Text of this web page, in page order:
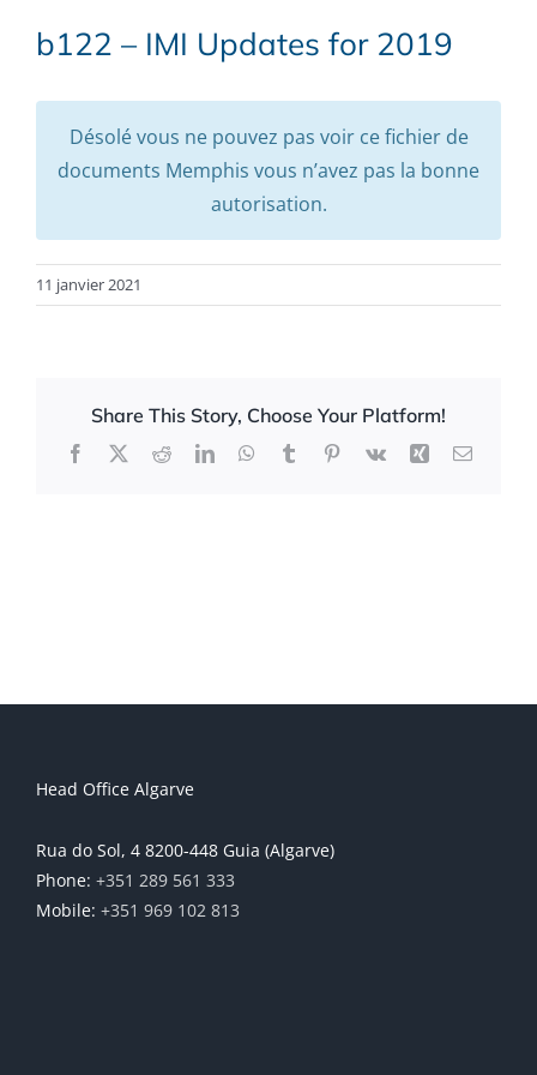
b122 – IMI Updates for 2019
Désolé vous ne pouvez pas voir ce fichier de
documents Memphis vous n’avez pas la bonne
autorisation.
11 janvier 2021
Share This Story, Choose Your Platform!
Facebook
X RedditLinkedInWhatsApp
TumblrPinterest
Vk Xing Email
Head Office Algarve
Rua do Sol, 4 8200-448 Guia (Algarve)
Phone: +351 289 561 333
Mobile: +351 969 102 813